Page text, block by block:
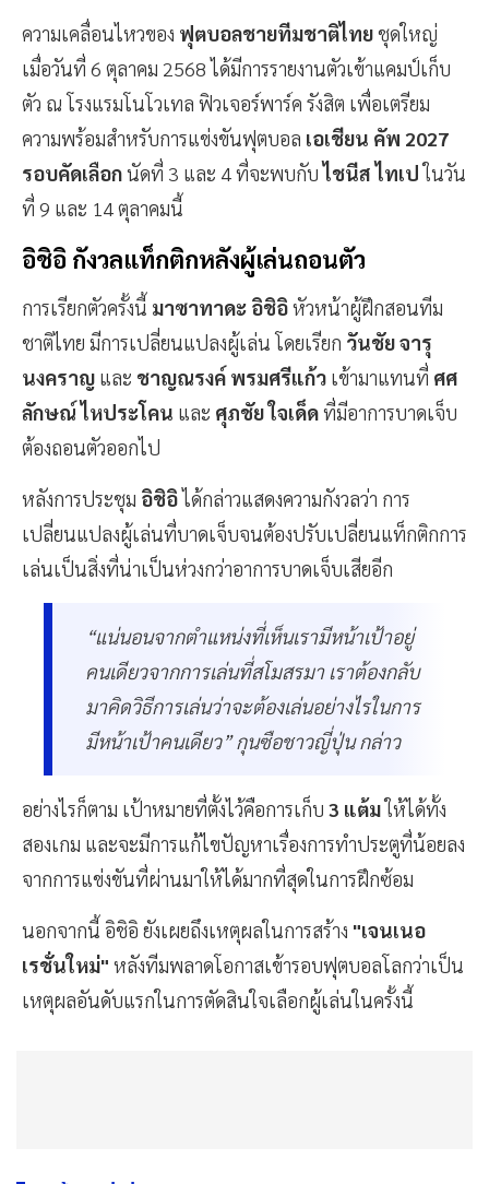
ความเคลื่อนไหวของ ฟุตบอลชายทีมชาติไทยชุดใหญ่
เมื่อวันที่ 6 ตุลาคม 2568 ได้มีการรายงานตัวเข้าแคมป์เก็บ
ตัว ณ โรงแรมโนโวเทล ฟิวเจอร์พาร์ค รังสิต เพื่อเตรียม
ความพร้อมสำหรับการแข่งขันฟุตบอล เอเชียน คัพ 2027
รอบคัดเลือกนัดที่ 3 และ 4 ที่จะพบกับไชนีส ไทเปในวัน
ที่ 9 และ 14 ตุลาคมนี้
อิชิอิ กังวลแท็กติกหลังผู้เล่นถอนตัว
การเรียกตัวครั้งนี้ มาซาทาดะ อิชิอิหัวหน้าผู้ฝึกสอนทีม
ชาติไทย มีการเปลี่ยนแปลงผู้เล่น โดยเรียก วันชัย จารุ
นงคราญ และ ชาญณรงค์ พรมศรีแก้ว เข้ามาแทนที่ ศศ
ลักษณ์ ไหประโคน และ ศุภชัย ใจเด็ดที่มีอาการบาดเจ็บ
ต้องถอนตัวออกไป
หลังการประชุม อิชิอิได้กล่าวแสดงความกังวลว่า การ
เปลี่ยนแปลงผู้เล่นที่บาดเจ็บจนต้องปรับเปลี่ยนแท็กติกการ
เล่นเป็นสิ่งที่น่าเป็นห่วงกว่าอาการบาดเจ็บเสียอีก
“แน่นอนจากตำแหน่งที่เห็นเรามีหน้าเป้าอยู่
คนเดียวจากการเล่นที่สโมสรมา เราต้องกลับ
มาคิดวิธีการเล่นว่าจะต้องเล่นอย่างไรในการ
มีหน้าเป้าคนเดียว” กุนซือชาวญี่ปุ่น กล่าว
อย่างไรก็ตาม เป้าหมายที่ตั้งไว้คือการเก็บ 3 แต้มให้ได้ทั้ง
สองเกม และจะมีการแก้ไขปัญหาเรื่องการทำประตูที่น้อยลง
จากการแข่งขันที่ผ่านมาให้ได้มากที่สุดในการฝึกซ้อม
นอกจากนี้ อิชิอิ ยังเผยถึงเหตุผลในการสร้าง "เจนเนอ
เรชั่นใหม่" หลังทีมพลาดโอกาสเข้ารอบฟุตบอลโลกว่าเป็น
เหตุผลอันดับแรกในการตัดสินใจเลือกผู้เล่นในครั้งนี้